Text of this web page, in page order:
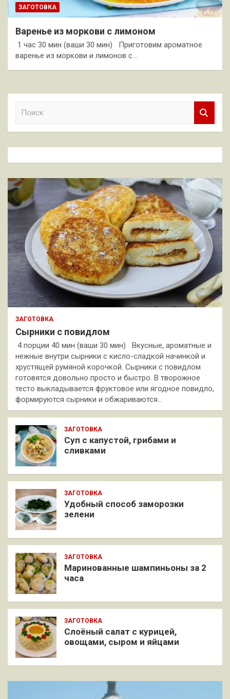
ЗАГОТОВКА
Варенье из моркови с лимоном
1 час 30 мин (ваши 30 мин) Приготовим ароматное
варенье из моркови и лимонов с…
к
ЗАГОТОВКА
Сырники с повидлом
4 порции 40 мин (ваши 30 мин) Вкусные, ароматные и
нежные внутри сырники с кисло-сладкой начинкой и
хрустящей румяной корочкой. Сырники с повидлом
готовятся довольно просто и быстро. В творожное
тесто выкладывается фруктовое или ягодное повидло,
формируются сырники и обжариваются…
ЗАГОТОВКА
Суп с капустой, грибами и
сливками
ЗАГОТОВКА
Удобный способ заморозки
зелени
ЗАГОТОВКА
Маринованные шампиньоны за 2
часа
ЗАГОТОВКА
Слоёный салат с курицей,
овощами, сыром и яйцами